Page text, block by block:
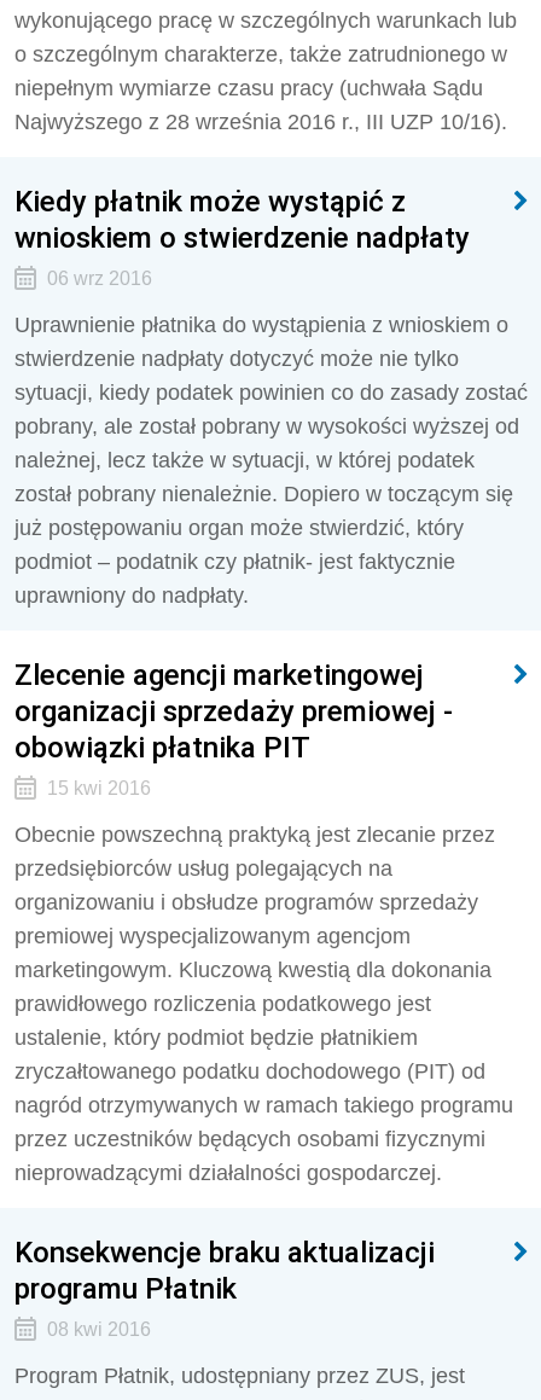
wykonującego pracę w szczególnych warunkach lub
o szczególnym charakterze, także zatrudnionego w
niepełnym wymiarze czasu pracy (uchwała Sądu
Najwyższego z 28 września 2016 r., III UZP 10/16).
Kiedy płatnik może wystąpić z
wnioskiem o stwierdzenie nadpłaty
06 wrz 2016
Uprawnienie płatnika do wystąpienia z wnioskiem o
stwierdzenie nadpłaty dotyczyć może nie tylko
sytuacji, kiedy podatek powinien co do zasady zostać
pobrany, ale został pobrany w wysokości wyższej od
należnej, lecz także w sytuacji, w której podatek
został pobrany nienależnie. Dopiero w toczącym się
już postępowaniu organ może stwierdzić, który
podmiot – podatnik czy płatnik- jest faktycznie
uprawniony do nadpłaty.
Zlecenie agencji marketingowej
organizacji sprzedaży premiowej -
obowiązki płatnika PIT
15 kwi 2016
Obecnie powszechną praktyką jest zlecanie przez
przedsiębiorców usług polegających na
organizowaniu i obsłudze programów sprzedaży
premiowej wyspecjalizowanym agencjom
marketingowym. Kluczową kwestią dla dokonania
prawidłowego rozliczenia podatkowego jest
ustalenie, który podmiot będzie płatnikiem
zryczałtowanego podatku dochodowego (PIT) od
nagród otrzymywanych w ramach takiego programu
przez uczestników będących osobami fizycznymi
nieprowadzącymi działalności gospodarczej.
Konsekwencje braku aktualizacji
programu Płatnik
08 kwi 2016
Program Płatnik, udostępniany przez ZUS, jest